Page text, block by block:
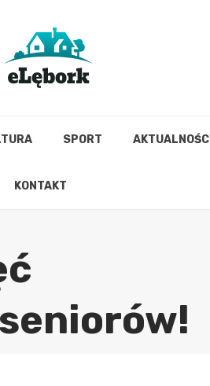
SPORT AKTUALNOŚCI
KONTAKT